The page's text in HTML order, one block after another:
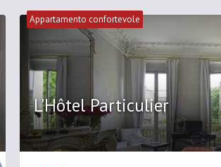
Appartamento confortevole
L'Hôtel Particulier